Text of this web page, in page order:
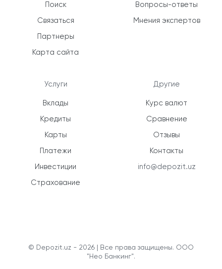
Поиск
Связаться
Партнеры
Карта сайта
Услуги
Вклады
Кредиты
Карты
Платежи
Инвестиции
Страхование
Вопросы-ответы
Мнения экспертов
Другие
Курс валют
Сравнение
Отзывы
Контакты
info@depozit.uz
© Depozit.uz - 2026 | Все права защищены. ООО
"Нео Банкинг".